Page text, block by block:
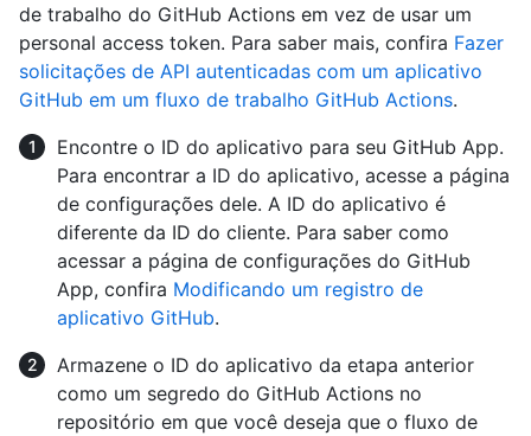
de trabalho do GitHub Actions em vez de usar um
personal access token. Para saber mais, confira Fazer
solicitações de API autenticadas com um aplicativo
GitHub em um fluxo de trabalho GitHub Actions.
Encontre o ID do aplicativo para seu GitHub App.
Para encontrar a ID do aplicativo, acesse a página
de configurações dele. A ID do aplicativo é
diferente da ID do cliente. Para saber como
acessar a página de configurações do GitHub
App, confira Modificando um registro de
aplicativo GitHub.
Armazene o ID do aplicativo da etapa anterior
como um segredo do GitHub Actions no
repositório em que você deseja que o fluxo de